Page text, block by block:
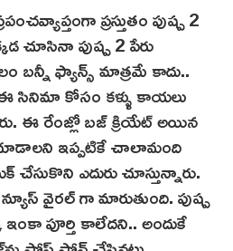
ప్రస్తుతం పుష్ప 2
చూసినా పుష్ప 2 పేరు
బన్నీ ఫ్యాన్స్ మాత్రమే కాదు..
సినిమా కోసం కళ్ళు కాయలు
ఈ రేంజ్లో బజ్ క్రియేట్ అయిన
ఇప్పటికే చాలామంది
చేసుకొని ఎదురు చూస్తున్నారు.
వైరల్ గా మారుతుంది. పుష్ప
పూర్తి కాలేదని.. అందుకే